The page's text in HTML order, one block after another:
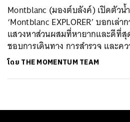
Montblanc (มองต์บลังค์) เปิดตัว
‘Montblanc EXPLORER’ บอกเล่า
แสวงหาส่วนผสมที่หายากและดีที่
ชอบการเดินทาง การสำรวจ และ
โดย THE MOMENTUM TEAM